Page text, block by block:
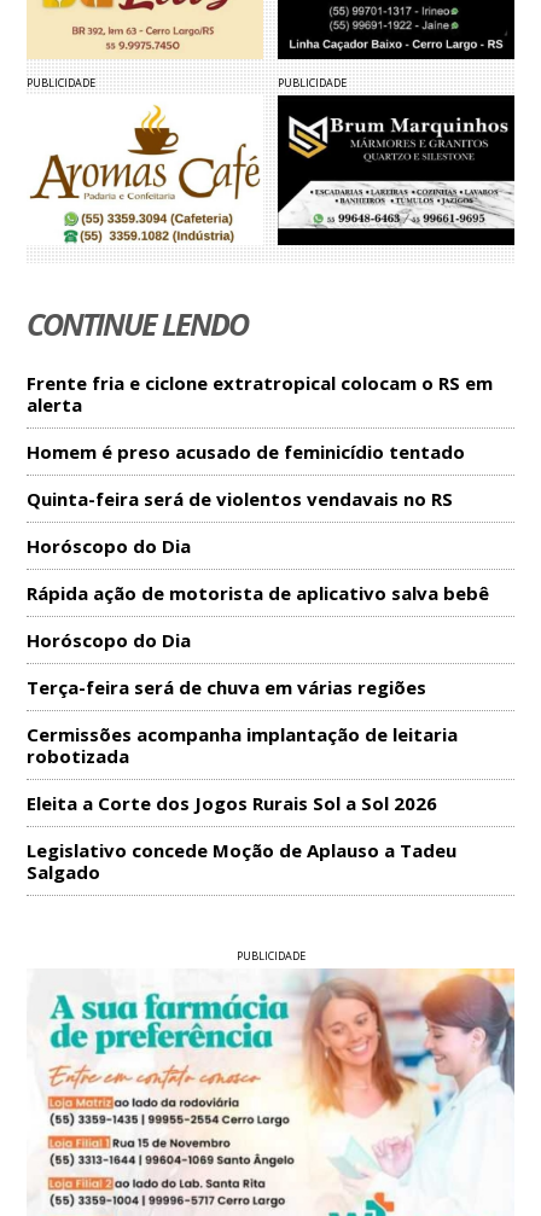
PUBLICIDADE PUBLICIDADE
CONTINUE LENDO
Frente fria e ciclone extratropical colocam o RS em
alerta
Homem é preso acusado de feminicídio tentado
Quinta-feira será de violentos vendavais no RS
Horóscopo do Dia
Rápida ação de motorista de aplicativo salva bebê
Horóscopo do Dia
Terça-feira será de chuva em várias regiões
Cermissões acompanha implantação de leitaria
robotizada
Eleita a Corte dos Jogos Rurais Sol a Sol 2026
Legislativo concede Moção de Aplauso a Tadeu
Salgado
PUBLICIDADE